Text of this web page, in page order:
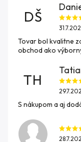
DŠ
Tovar bol kvalitne
obchod ako
TH
S nákupom a aj